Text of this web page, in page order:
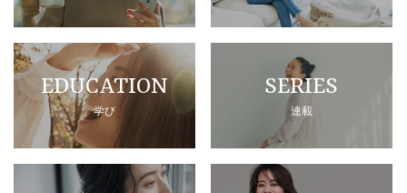
EDUCATION
学び
SERIES
連載